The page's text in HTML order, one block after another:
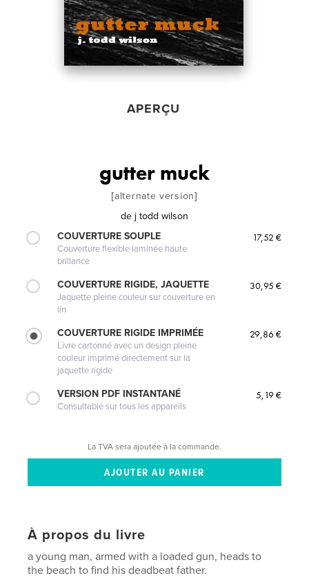
APERÇU
gutter muck
[alternate version]
de j todd wilson
COUVERTURE SOUPLE
Couverture flexible laminée haute
brillance
17,52 €
COUVERTURE RIGIDE, JAQUETTE
Jaquette pleine couleur sur couverture en
lin
30,95 €
COUVERTURE RIGIDE IMPRIMÉE
Livre cartonné avec un design pleine
couleur imprimé directement sur la
jaquette rigide
29,86 €
VERSION PDF INSTANTANÉ
Consultable sur tous les appareils
5,19 €
La TVA sera ajoutée à la commande.
À propos du livre
a young man, armed with a loaded gun, heads to
the beach to find his deadbeat father.